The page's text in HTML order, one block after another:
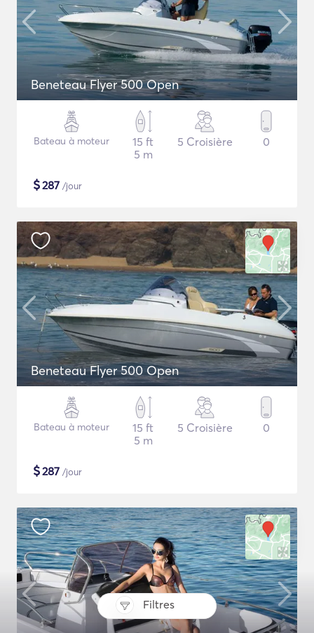
Filtres
Beneteau Flyer 500 Open
Bateau à moteur
15 ft
5 m
5 Croisière 0
$287 /jour
Beneteau Flyer 500 Open
Bateau à moteur
15 ft
5 m
5 Croisière 0
$287 /jour